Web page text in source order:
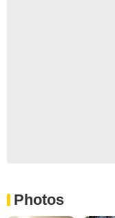
Photos